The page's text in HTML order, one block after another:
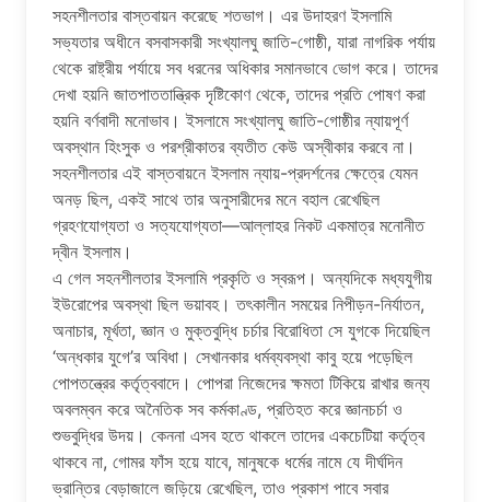
সহনশীলতার বাস্তবায়ন করেছে শতভাগ। এর উদাহরণ ইসলামি
সভ্যতার অধীনে বসবাসকারী সংখ্যালঘু জাতি-গোষ্ঠী, যারা নাগরিক পর্যায়
থেকে রাষ্ট্রীয় পর্যায়ে সব ধরনের অধিকার সমানভাবে ভোগ করে। তাদের
দেখা হয়নি জাতপাততান্ত্রিক দৃষ্টিকোণ থেকে, তাদের প্রতি পোষণ করা
হয়নি বর্ণবাদী মনোভাব। ইসলামে সংখ্যালঘু জাতি-গোষ্ঠীর ন্যায়পূর্ণ
অবস্থান হিংসুক ও পরশ্রীকাতর ব্যতীত কেউ অস্বীকার করবে না।
সহনশীলতার এই বাস্তবায়নে ইসলাম ন্যায়-প্রদর্শনের ক্ষেত্রে যেমন
অনড় ছিল, একই সাথে তার অনুসারীদের মনে বহাল রেখেছিল
গ্রহণযোগ্যতা ও সত্যযোগ্যতা—আল্লাহর নিকট একমাত্র মনোনীত
দ্বীন ইসলাম।
এ গেল সহনশীলতার ইসলামি প্রকৃতি ও স্বরূপ। অন্যদিকে মধ্যযুগীয়
ইউরোপের অবস্থা ছিল ভয়াবহ। তৎকালীন সময়ের নিপীড়ন-নির্যাতন,
অনাচার, মূর্খতা, জ্ঞান ও মুক্তবুদ্ধি চর্চার বিরোধিতা সে যুগকে দিয়েছিল
‘অন্ধকার যুগে’র অবিধা। সেখানকার ধর্মব্যবস্থা কাবু হয়ে পড়েছিল
পোপতন্ত্রের কর্তৃত্ববাদে। পোপরা নিজেদের ক্ষমতা টিকিয়ে রাখার জন্য
অবলম্বন করে অনৈতিক সব কর্মকাণ্ড, প্রতিহত করে জ্ঞানচর্চা ও
শুভবুদ্ধির উদয়। কেননা এসব হতে থাকলে তাদের একচেটিয়া কর্তৃত্ব
থাকবে না, গোমর ফাঁস হয়ে যাবে, মানুষকে ধর্মের নামে যে দীর্ঘদিন
ভ্রান্তির বেড়াজালে জড়িয়ে রেখেছিল, তাও প্রকাশ পাবে সবার